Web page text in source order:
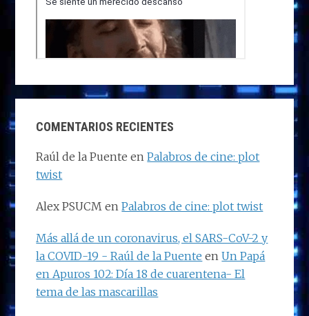
COMENTARIOS RECIENTES
Raúl de la Puente enPalabros de cine: plot
twist
Alex PSUCM enPalabros de cine: plot twist
Más allá de un coronavirus, el SARS-CoV-2 y
la COVID-19 - Raúl de la Puente enUn Papá
en Apuros 102: Día 18 de cuarentena- El
tema de las mascarillas